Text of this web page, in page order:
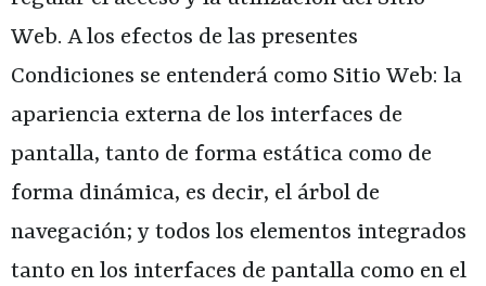
Web. A los efectos de las presentes
Condiciones se entenderá como Sitio Web: la
apariencia externa de los interfaces de
pantalla, tanto de forma estática como de
forma dinámica, es decir, el árbol de
navegación; y todos los elementos integrados
tanto en los interfaces de pantalla como en el